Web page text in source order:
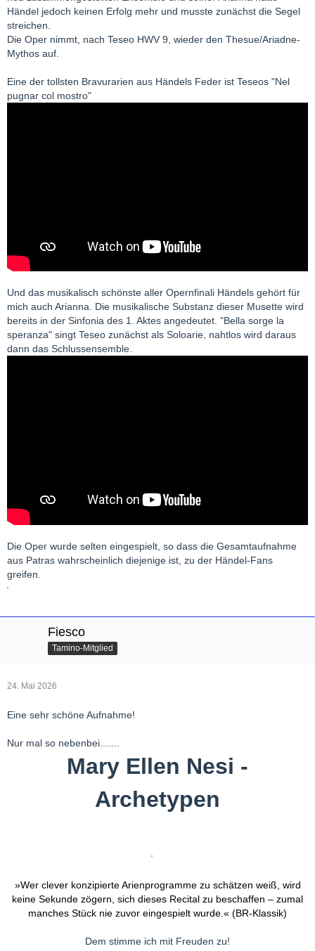
Händel jedoch keinen Erfolg mehr und musste zunächst die Segel
streichen.
Die Oper nimmt, nach Teseo HWV 9, wieder den Thesue/Ariadne-
Mythos auf.
Eine der tollsten Bravurarien aus Händels Feder ist Teseos "Nel
pugnar col mostro"
Und das musikalisch schönste aller Opernfinali Händels gehört für
mich auch Arianna. Die musikalische Substanz dieser Musette wird
bereits in der Sinfonia des 1. Aktes angedeutet. "Bella sorge la
speranza" singt Teseo zunächst als Soloarie, nahtlos wird daraus
dann das Schlussensemble.
Die Oper wurde selten eingespielt, so dass die Gesamtaufnahme
aus Patras wahrscheinlich diejenige ist, zu der Händel-Fans
greifen.
Fiesco
Tamino-Mitglied
24. Mai 2026
Eine sehr schöne Aufnahme!
Nur mal so nebenbei.......
Mary Ellen Nesi -
Archetypen
»Wer clever konzipierte Arienprogramme zu schätzen weiß, wird
keine Sekunde zögern, sich dieses Recital zu beschaffen – zumal
manches Stück nie zuvor eingespielt wurde.« (BR-Klassik)
Dem stimme ich mit Freuden zu!